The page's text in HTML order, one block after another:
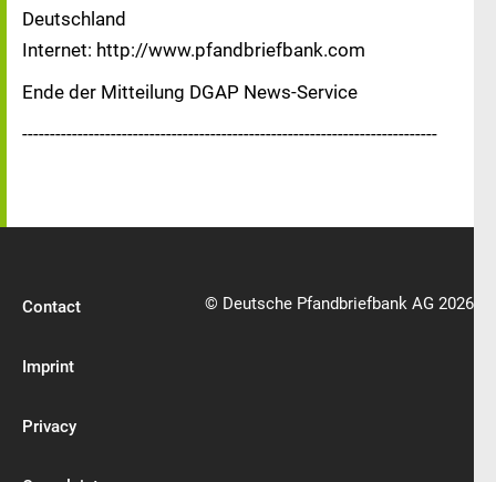
Deutschland
Internet: http://www.pfandbriefbank.com
Ende der Mitteilung DGAP News-Service
---------------------------------------------------------------------------
Contact
Imprint
Privacy
© Deutsche Pfandbriefbank AG 2026